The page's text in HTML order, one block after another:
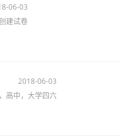
06-03
建试卷
2018-06-03
高中，大学四六